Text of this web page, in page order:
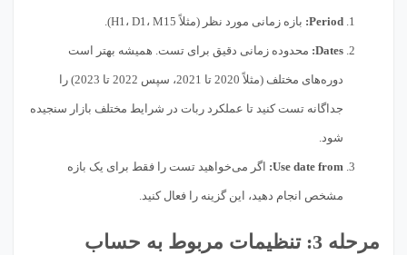
Period: بازه زمانی مورد نظر (مثلاً H1، D1، M15).
Dates: محدوده زمانی دقیق برای تست. همیشه بهتر است
دوره‌های مختلف (مثلاً 2020 تا 2021، سپس 2022 تا 2023) را
جداگانه تست کنید تا عملکرد ربات در شرایط مختلف بازار سنجیده
شود.
Use date from: اگر می‌خواهید تست را فقط برای یک بازه
مشخص انجام دهید، این گزینه را فعال کنید.
مرحله 3: تنظیمات مربوط به حساب